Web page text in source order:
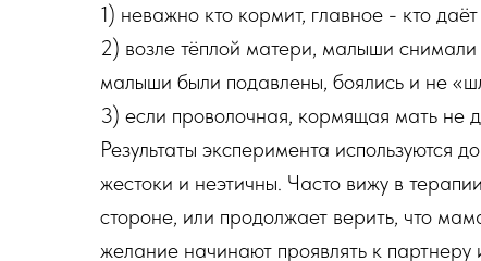
1) неважно кто кормит, главное - кто даёт
2) возле тёплой матери, малыши
малыши были подавлены, боялись и не
3) если проволочная, кормящая мать не
Результаты эксперимента используются
жестоки и неэтичны. Часто вижу в
стороне, или продолжает верить, что
желание начинают проявлять к партнеру